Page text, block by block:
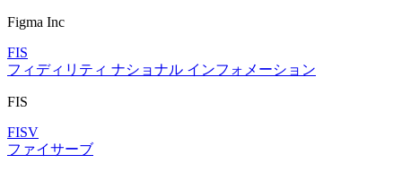
Figma Inc
FIS
フィディリティ ナショナル インフォメーション
FIS
FISV
ファイサーブ